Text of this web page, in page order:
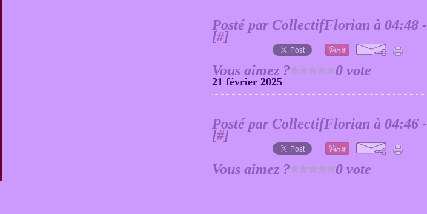
Posté par CollectifFlorian à 04:48 -
[#]
Vous aimez ? 0 vote
21 février 2025
Posté par CollectifFlorian à 04:46 -
[#]
Vous aimez ? 0 vote